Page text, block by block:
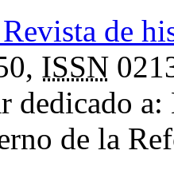
de
ISSN
dedicado
de la